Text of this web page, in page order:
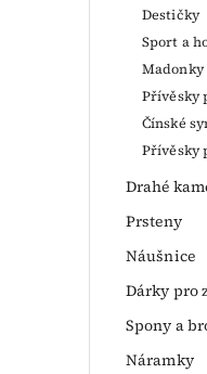
Destičky
Sport a
Přívěsky
Čínské
Přívěsky
Drahé
Prsteny
Náušnice
Dárky pro
Spony a
Náramky